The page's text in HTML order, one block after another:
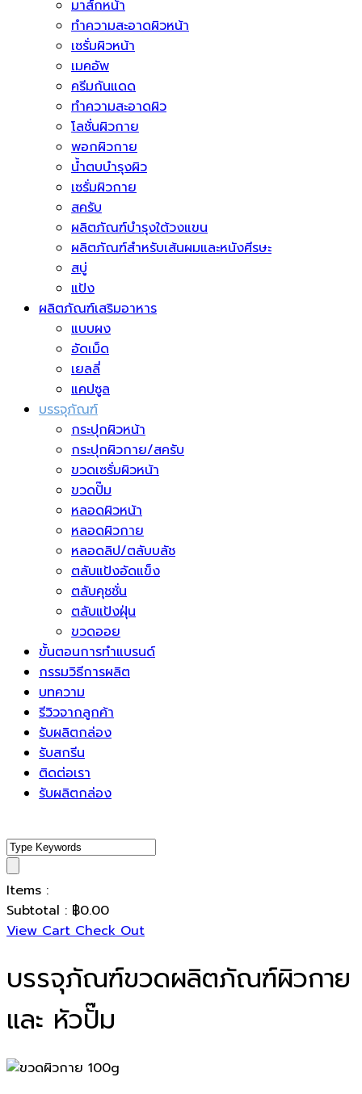
มาส์กหน้า
ทำความสะอาดผิวหน้า
เซรั่มผิวหน้า
เมคอัพ
ครีมกันแดด
ทำความสะอาดผิว
โลชั่นผิวกาย
พอกผิวกาย
น้ำตบบำรุงผิว
เซรั่มผิวกาย
สครับ
ผลิตภัณฑ์บำรุงใต้วงแขน
ผลิตภัณฑ์สำหรับเส้นผมและหนังศีรษะ
สบู่
แป้ง
ผลิตภัณฑ์เสริมอาหาร
แบบผง
อัดเม็ด
เยลลี่
แคปซูล
บรรจุภัณฑ์
กระปุกผิวหน้า
กระปุกผิวกาย/สครับ
ขวดเซรั่มผิวหน้า
ขวดปั๊ม
หลอดผิวหน้า
หลอดผิวกาย
หลอดลิป/ตลับบลัช
ตลับแป้งอัดแข็ง
ตลับคุชชั่น
ตลับแป้งฝุ่น
ขวดออย
ขั้นตอนการทำแบรนด์
กรรมวิธีการผลิต
บทความ
รีวิวจากลูกค้า
รับผลิตกล่อง
รับสกรีน
ติดต่อเรา
รับผลิตกล่อง
Items :
Subtotal : ฿0.00
View CartCheck Out
บรรจุภัณฑ์ขวดผลิตภัณฑ์ผิวกาย
และ หัวปั๊ม